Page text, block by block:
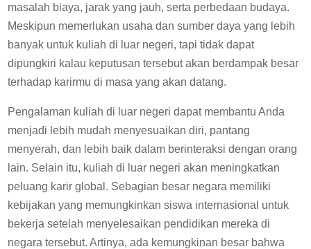
masalah biaya, jarak yang jauh, serta perbedaan budaya.
Meskipun memerlukan usaha dan sumber daya yang lebih
banyak untuk kuliah di luar negeri, tapi tidak dapat
dipungkiri kalau keputusan tersebut akan berdampak besar
terhadap karirmu di masa yang akan datang.
Pengalaman kuliah di luar negeri dapat membantu Anda
menjadi lebih mudah menyesuaikan diri, pantang
menyerah, dan lebih baik dalam berinteraksi dengan orang
lain. Selain itu, kuliah di luar negeri akan meningkatkan
peluang karir global. Sebagian besar negara memiliki
kebijakan yang memungkinkan siswa internasional untuk
bekerja setelah menyelesaikan pendidikan mereka di
negara tersebut. Artinya, ada kemungkinan besar bahwa